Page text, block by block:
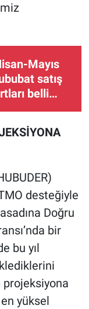
Mayıs
satış
belli
desteğiyle
Doğru
bir
bu yıl
yüksel